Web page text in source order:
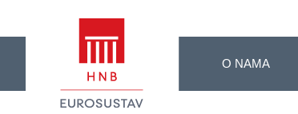
O NAMA